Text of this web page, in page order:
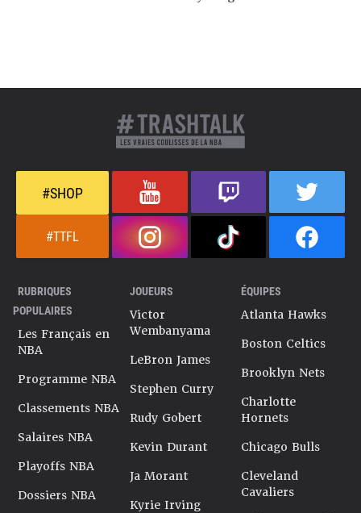
#SHOP
#TTFL
RUBRIQUES
POPULAIRES
Les Français en
NBA
Programme NBA
Classements NBA
Salaires NBA
Playoffs NBA
Dossiers NBA
JOUEURS
Victor
Wembanyama
LeBron James
Stephen Curry
Rudy Gobert
Kevin Durant
Ja Morant
Kyrie Irving
ÉQUIPES
Atlanta Hawks
Boston Celtics
Brooklyn Nets
Charlotte
Hornets
Chicago Bulls
Cleveland
Cavaliers